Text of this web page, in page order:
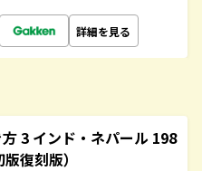
詳細を見る
3 インド・ネパール 198
復刻版）